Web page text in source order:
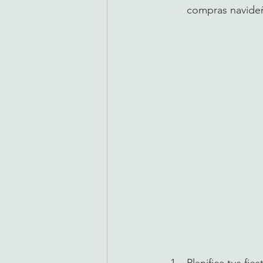
compras